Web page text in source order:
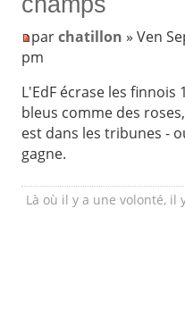
parchatillon » Ven
pm
L'EdF écrase les finnois
bleus comme des
est dans les tribunes -
gagne.
Là où il y a une volonté, il